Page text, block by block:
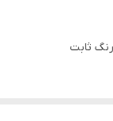
ثابت